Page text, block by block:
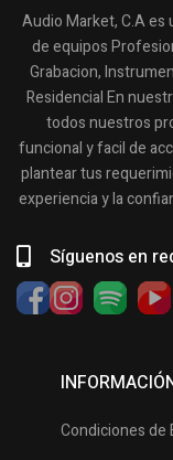
Audio Market, C.A es
de equipos
Grabacion,
Residencial En
todos nuestros
funcional y facil de
plantear tus
experiencia y la
Síguenos en
Condiciones de